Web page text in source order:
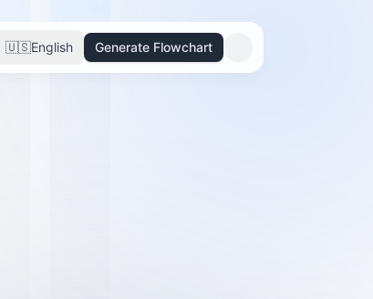
🇺🇸English Generate Flowchart